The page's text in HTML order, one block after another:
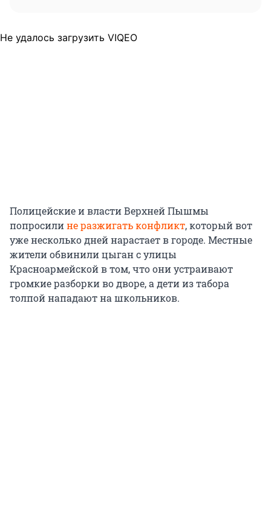
Не удалось загрузить VIQEO
Полицейские и власти Верхней Пышмы
попросилине разжигать конфликт, который вот
уже несколько дней нарастает в городе. Местные
жители обвинили цыган с улицы
Красноармейской в том, что они устраивают
громкие разборки во дворе, а дети из табора
толпой нападают на школьников.